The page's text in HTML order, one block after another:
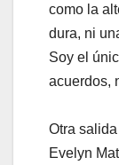
como la
dura, ni
Soy el
acuerdos,
Otra
Evelyn